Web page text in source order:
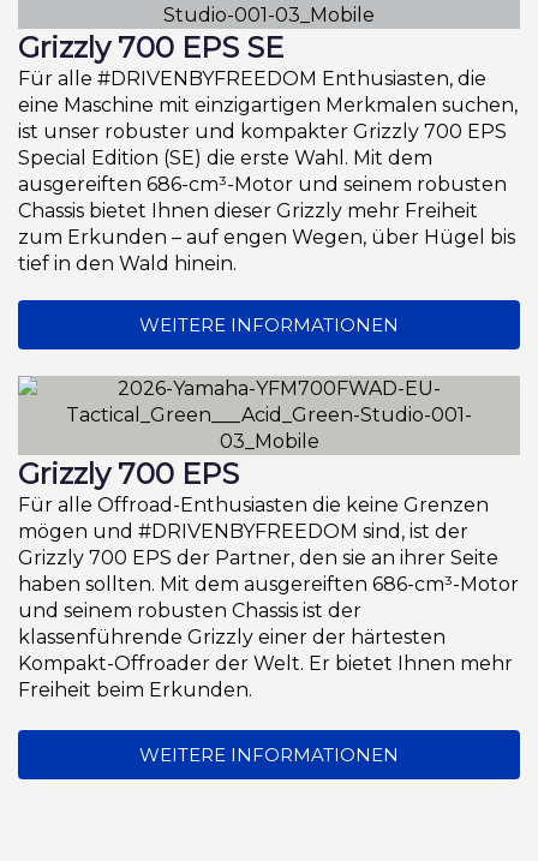
Grizzly 700 EPS SE
Für alle #DRIVENBYFREEDOM Enthusiasten, die
eine Maschine mit einzigartigen Merkmalen suchen,
ist unser robuster und kompakter Grizzly 700 EPS
Special Edition (SE) die erste Wahl. Mit dem
ausgereiften 686-cm³-Motor und seinem robusten
Chassis bietet Ihnen dieser Grizzly mehr Freiheit
zum Erkunden – auf engen Wegen, über Hügel bis
tief in den Wald hinein.
WEITERE INFORMATIONEN
Grizzly 700 EPS
Für alle Offroad-Enthusiasten die keine Grenzen
mögen und #DRIVENBYFREEDOM sind, ist der
Grizzly 700 EPS der Partner, den sie an ihrer Seite
haben sollten. Mit dem ausgereiften 686-cm³-Motor
und seinem robusten Chassis ist der
klassenführende Grizzly einer der härtesten
Kompakt-Offroader der Welt. Er bietet Ihnen mehr
Freiheit beim Erkunden.
WEITERE INFORMATIONEN